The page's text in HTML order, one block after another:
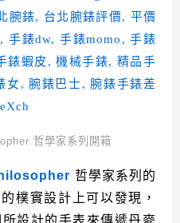
哲學家系列開箱
哲學家系列的
樸實設計上可以發現，
設計的手表來傳遞丹麥